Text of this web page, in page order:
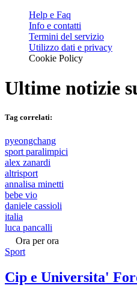
Help e Faq
Info e contatti
Termini del servizio
Utilizzo dati e privacy
Cookie Policy
Ultime notizie
Tag correlati:
pyeongchang
sport paralimpici
alex zanardi
altrisport
annalisa minetti
bebe vio
daniele cassioli
italia
luca pancalli
Ora per ora
Sport
Cip e Universita'